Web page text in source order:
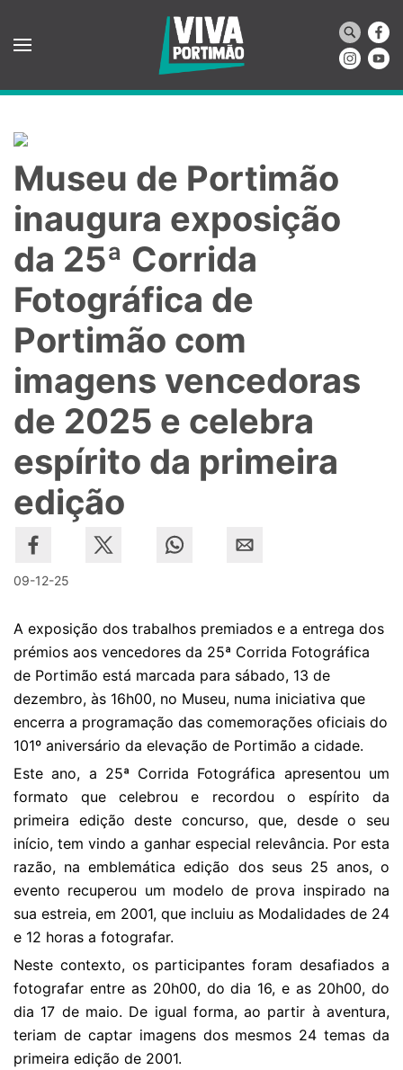
Saltar para o conteúdo principal
Museu de Portimão
inaugura exposição
da 25ª Corrida
Fotográfica de
Portimão com
imagens vencedoras
de 2025 e celebra
espírito da primeira
edição
09-12-25
A exposição dos trabalhos premiados e a entrega dos
prémios aos vencedores da 25ª Corrida Fotográfica
de Portimão está marcada para sábado, 13 de
dezembro, às 16h00, no Museu, numa iniciativa que
encerra a programação das comemorações oficiais do
101º aniversário da elevação de Portimão a cidade.
Este ano, a 25ª Corrida Fotográfica apresentou um
formato que celebrou e recordou o espírito da
primeira edição deste concurso, que, desde o seu
início, tem vindo a ganhar especial relevância. Por esta
razão, na emblemática edição dos seus 25 anos, o
evento recuperou um modelo de prova inspirado na
sua estreia, em 2001, que incluiu as Modalidades de 24
e 12 horas a fotografar.
Neste contexto, os participantes foram desafiados a
fotografar entre as 20h00, do dia 16, e as 20h00, do
dia 17 de maio. De igual forma, ao partir à aventura,
teriam de captar imagens dos mesmos 24 temas da
primeira edição de 2001.